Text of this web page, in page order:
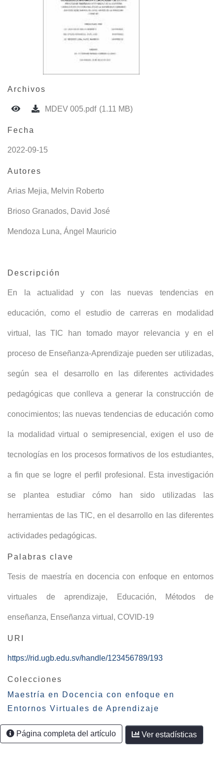
Archivos
MDEV 005.pdf (1.11 MB)
Fecha
2022-09-15
Autores
Arias Mejia, Melvin Roberto
Brioso Granados, David José
Mendoza Luna, Ángel Mauricio
Descripción
En la actualidad y con las nuevas tendencias en
educación, como el estudio de carreras en modalidad
virtual, las TIC han tomado mayor relevancia y en el
proceso de Enseñanza-Aprendizaje pueden ser utilizadas,
según sea el desarrollo en las diferentes actividades
pedagógicas que conlleva a generar la construcción de
conocimientos; las nuevas tendencias de educación como
la modalidad virtual o semipresencial, exigen el uso de
tecnologías en los procesos formativos de los estudiantes,
a fin que se logre el perfil profesional. Esta investigación
se plantea estudiar cómo han sido utilizadas las
herramientas de las TIC, en el desarrollo en las diferentes
actividades pedagógicas.
Palabras clave
Tesis de maestría en docencia con enfoque en entornos
virtuales de aprendizaje, Educación, Métodos de
enseñanza, Enseñanza virtual , COVID-19
URI
https://rid.ugb.edu.sv/handle/123456789/193
Colecciones
Maestría en Docencia con enfoque en
Entornos Virtuales de Aprendizaje
Página completa del artículo Ver estadísticas